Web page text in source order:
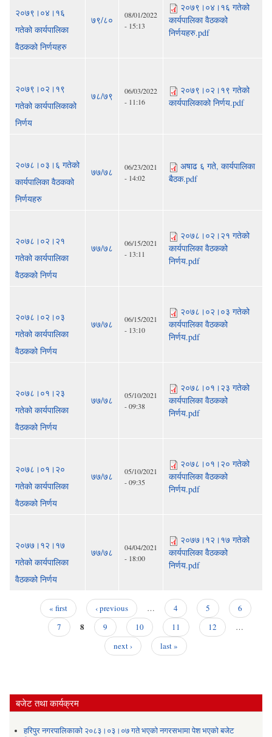
२०७९।०४।१६
गतेको कार्यपालिका
वैठकको निर्णयहरु
७९/८०
08/01/2022
- 15:13
२०७९।०४।१६ गतेको
कार्यपालिका वैठकको
निर्णयहरु.pdf
२०७९।०२।१९
गतेको कार्यपालिकाको
निर्णय
७८/७९
06/03/2022
- 11:16
२०७९।०२।१९ गतेको
कार्यपालिकाको निर्णय.pdf
२०७८।०३।६ गतेको
कार्यपालिका वैठकको
निर्णयहरु
७७/७८
06/23/2021
- 14:02
अषाढ ६ गते, कार्यपालिका
बैठक.pdf
२०७८।०२।२१
गतेको कार्यपालिका
वैठकको निर्णय
७७/७८
06/15/2021
- 13:11
२०७८।०२।२१ गतेको
कार्यपालिका वैठकको
निर्णय.pdf
२०७८।०२।०३
गतेको कार्यपालिका
वैठकको निर्णय
७७/७८
06/15/2021
- 13:10
२०७८।०२।०३ गतेको
कार्यपालिका वैठकको
निर्णय.pdf
२०७८।०१।२३
गतेको कार्यपालिका
वैठकको निर्णय
७७/७८
05/10/2021
- 09:38
२०७८।०१।२३ गतेको
कार्यपालिका वैठकको
निर्णय.pdf
२०७८।०१।२०
गतेको कार्यपालिका
वैठकको निर्णय
७७/७८
05/10/2021
- 09:35
२०७८।०१।२० गतेको
कार्यपालिका वैठकको
निर्णय.pdf
२०७७।१२।१७
गतेको कार्यपालिका
वैठकको निर्णय
७७/७८
04/04/2021
- 18:00
२०७७।१२।१७ गतेको
कार्यपालिका वैठकको
निर्णय.pdf
« first ‹ previous … 4 5
6
7
8 9 10 11 12
…
next ›
last »
बजेट तथा कार्यक्रम
हरिपुर नगरपालिकाको २०८३।०३।०७ गते भएको नगरसभामा पेश भएको बजेट